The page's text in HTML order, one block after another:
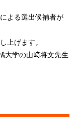
よる選出候補者が
上げます。
大学の山﨑将文先生